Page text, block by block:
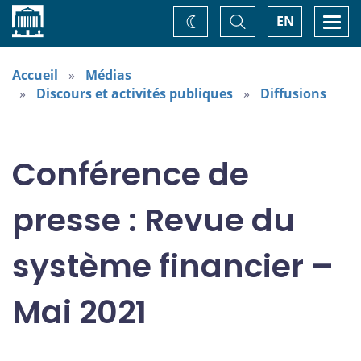
Accueil EN
Basculer
la
recherche
Changez
de
Accueil
Médias
Discours et activités publiques
Diffusions
Conférence de
presse : Revue du
système financier –
Mai 2021